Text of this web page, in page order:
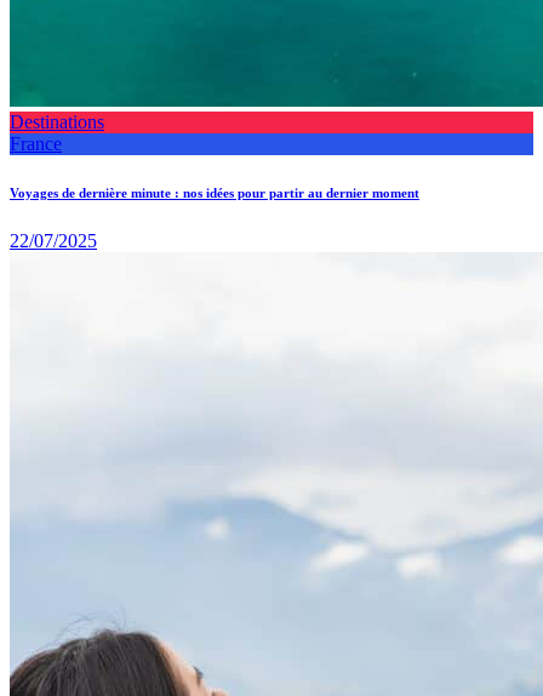
Destinations
France
Voyages de dernière minute : nos idées pour partir au dernier moment
22/07/2025